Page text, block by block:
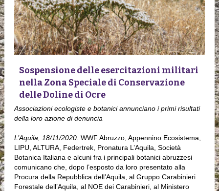
Sospensione delle esercitazioni militari
nella Zona Speciale di Conservazione
delle Doline di Ocre
Associazioni ecologiste e botanici annunciano i primi risultati
della loro azione di denuncia
L’Aquila, 18/11/2020.WWF Abruzzo, Appennino Ecosistema,
LIPU, ALTURA, Federtrek, Pronatura L’Aquila, Società
Botanica Italiana e alcuni fra i principali botanici abruzzesi
comunicano che, dopo l’esposto da loro presentato alla
Procura della Repubblica dell’Aquila, al Gruppo Carabinieri
Forestale dell’Aquila, al NOE dei Carabinieri, al Ministero